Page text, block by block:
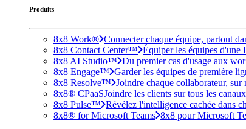
Produits
8x8 Work® Connecter chaque équipe, partout
8x8 Contact Center™ Équiper les équipes d'une
8x8 AI Studio™ Du premier cas d'usage aux
8x8 Engage™ Garder les équipes de première
8x8 Resolve™ Joindre chaque collaborateur,
8x8® CPaaSJoindre les clients sur tous les
8x8 Pulse™ Révélez l'intelligence cachée dans
8x8® for Microsoft Teams 8x8 pour Microsoft